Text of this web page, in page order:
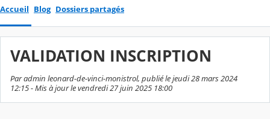
Accueil Blog Dossiers partagés
VALIDATION INSCRIPTION
Par admin leonard-de-vinci-monistrol, publié le jeudi 28 mars 2024
12:15 - Mis à jour le vendredi 27 juin 2025 18:00